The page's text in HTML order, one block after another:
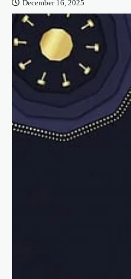
December 16, 2025